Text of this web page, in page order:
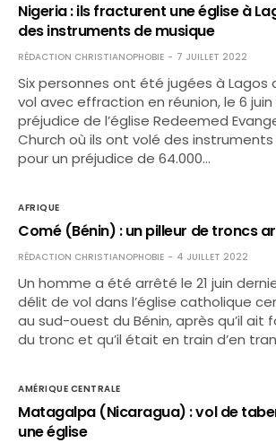
Nigeria : ils fracturent une église à
des instruments de musique
RÉDACTION CHRISTIANOPHOBIE 7 JUILLET 2022
Six personnes ont été jugées à Lagos
vol avec effraction en réunion, le 6 juin
préjudice de l’église Redeemed
Church où ils ont volé des
pour un préjudice de 64.000…
AFRIQUE
Comé (Bénin) : un pilleur de troncs
RÉDACTION CHRISTIANOPHOBIE 4 JUILLET 2022
Un homme a été arrêté le 21 juin
délit de vol dans l’église catholique
au sud-ouest du Bénin, après qu’il ait
du tronc et qu’il était en train d’en
AMÉRIQUE CENTRALE
Matagalpa (Nicaragua) : vol de
une église